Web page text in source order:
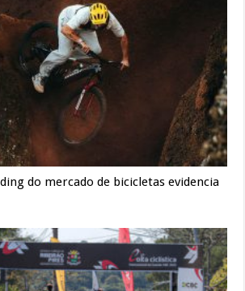
do mercado de bicicletas evidencia